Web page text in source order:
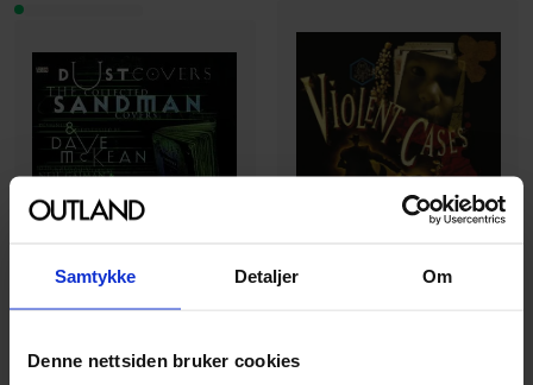
Samtykke Detaljer Om
Denne nettsiden bruker cookiesDave McKean